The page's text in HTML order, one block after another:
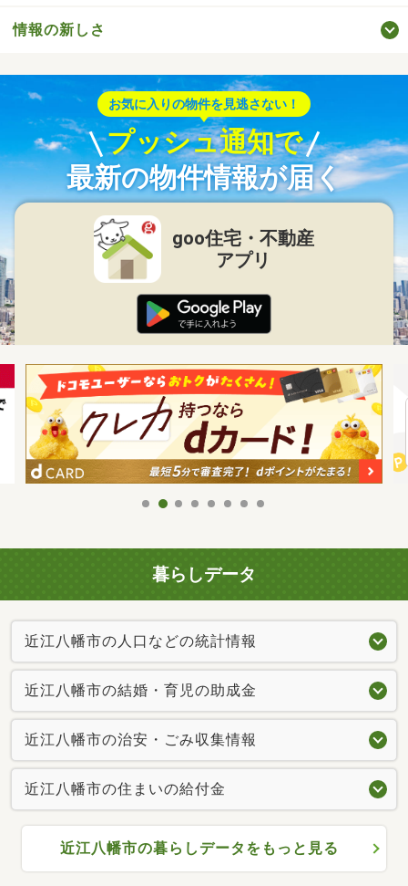
情報の新しさ
お気に入りの物件を見逃さない！
プッシュ通知で
最新の物件情報が届く
goo住宅・不動産
アプリ
暮らしデータ
近江八幡市の人口などの統計情報
近江八幡市の結婚・育児の助成金
近江八幡市の治安・ごみ収集情報
近江八幡市の住まいの給付金
近江八幡市の暮らしデータをもっと見る